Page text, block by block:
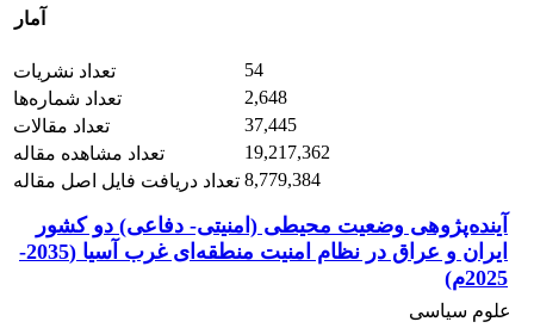
آمار
تعداد نشریات
54
تعداد شماره‌ها
2,648
تعداد مقالات
37,445
تعداد مشاهده مقاله
19,217,362
تعداد دریافت فایل اصل مقاله 8,779,384
آینده‌پژوهی وضعیت محیطی (امنیتی- دفاعی) دو کشور
ایران و عراق در نظام امنیت منطقه‌ای غرب آسیا (2035-
2025م)
علوم سیاسی